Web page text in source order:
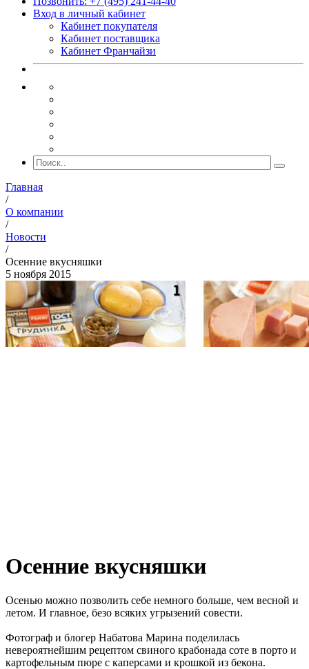
Вход в личный кабинет
Кабинет покупателя
Кабинет поставщика
Кабинет Франчайзи
Главная
/
О компании
/
Новости
/
Осенние вкусняшки
5 ноября 2015
Осенние вкусняшки
Осенью можно позволить себе немного больше, чем весной и
летом. И главное, безо всяких угрызений совести.
Фотограф и блогер Набатова Марина поделилась
невероятнейшим рецептом свиного крабонада соте в порто и
картофельным пюре с каперсами и крошкой из бекона.